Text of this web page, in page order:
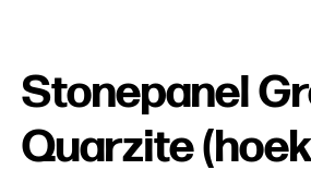
Stonepanel
Quarzite